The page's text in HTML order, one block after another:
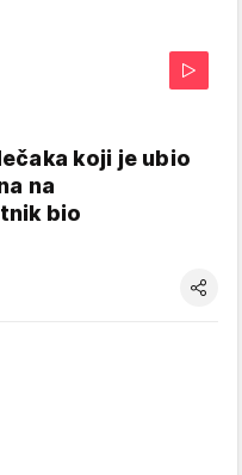
koji je ubio
na
bio